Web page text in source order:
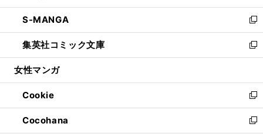
開
く
ウ
で
開
く
ン
ド
ウ
で
開
ウ
ィ
ン
ド
ウ
開
く
し
い
ウ
ィ
ン
ウ
で
開
く
S-MANGA
新
し
い
ウ
ン
ド
ウ
で
集英社コミック文庫
新
し
ウ
ィ
ン
ド
女性マンガ
Cookie
新
し
い
Cocohana
新